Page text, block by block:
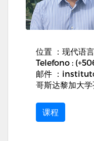
位置 ：现代语
Telefono :
邮件 ：
哥斯达黎加大
课程